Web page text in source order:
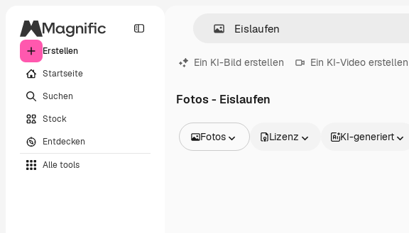
Erstellen
Startseite
Suchen
Stock
Entdecken
Alle tools
Ein KI-Bild erstellen Ein KI-Video erstellen
Fotos - Eislaufen
Fotos Lizenz KI-generiert